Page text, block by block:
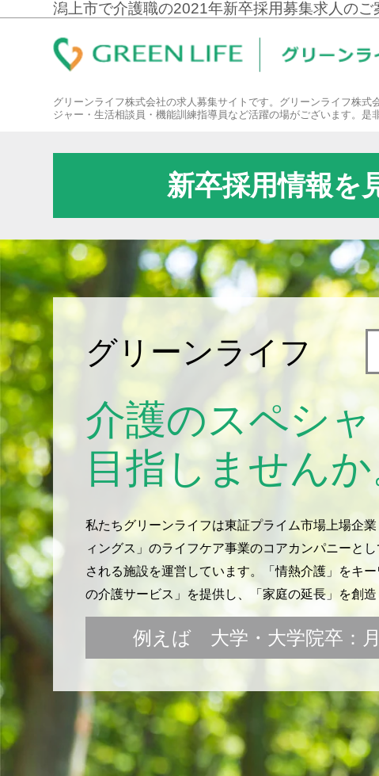
潟上市で介護職の2021年新卒採用募集求人のご
グリーンライフ株式会社の求人募集サイトです。グリーンライフ株
ジャー・生活相談員・機能訓練指導員など活躍の場がございます。是
新卒採用情報を
グリーンライフ
介護のスペシ
目指しません
私たちグリーンライフは東証プライム市場上場企
ィングス」のライフケア事業のコアカンパニーと
される施設を運営しています。「情熱介護」をキ
の介護サービス」を提供し、「家庭の延長」を創造
例えば 大学・大学院卒：